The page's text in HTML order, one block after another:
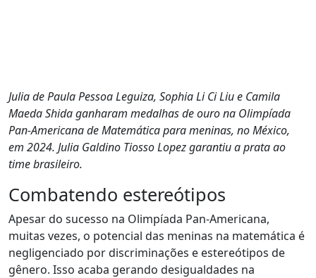
Julia de Paula Pessoa Leguiza, Sophia Li Ci Liu e Camila
Maeda Shida ganharam medalhas de ouro na Olimpíada
Pan-Americana de Matemática para meninas, no México,
em 2024. Julia Galdino Tiosso Lopez garantiu a prata ao
time brasileiro.
Combatendo estereótipos
Apesar do sucesso na Olimpíada Pan-Americana,
muitas vezes, o potencial das meninas na matemática é
negligenciado por discriminações e estereótipos de
gênero. Isso acaba gerando desigualdades na